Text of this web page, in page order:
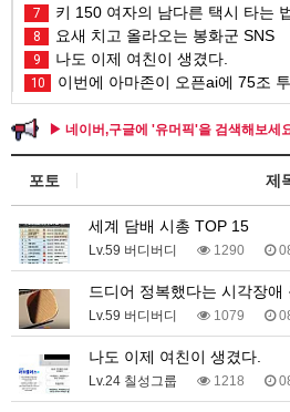
7 키 150 여자의 남다른 택시 타는
8 요새 치고 올라오는 봉화군 SNS
9 나도 이제 여친이 생겼다.
10 이번에 아마존이 오픈ai에 75조
▶ 네이버,구글에 '유머픽'을 검색해보세
포토 제
세계 담배 시총 TOP 15
Lv.59 버디버디 1290
드디어 정복했다는 시각장애
Lv.59 버디버디 1079
나도 이제 여친이 생겼다.
Lv.24 칠성그룹 1218